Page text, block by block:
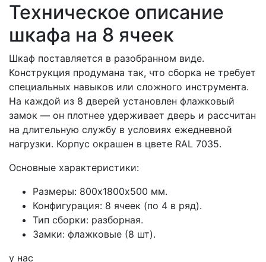
Техническое описание
шкафа на 8 ячеек
Шкаф поставляется в разобранном виде.
Конструкция продумана так, что сборка не требует
специальных навыков или сложного инструмента.
На каждой из 8 дверей установлен флажковый
замок — он плотнее удерживает дверь и рассчитан
на длительную службу в условиях ежедневной
нагрузки. Корпус окрашен в цвете RAL 7035.
Основные характеристики:
Размеры: 800х1800х500 мм.
Конфигурация: 8 ячеек (по 4 в ряд).
Тип сборки: разборная.
Замки: флажковые (8 шт).
у нас